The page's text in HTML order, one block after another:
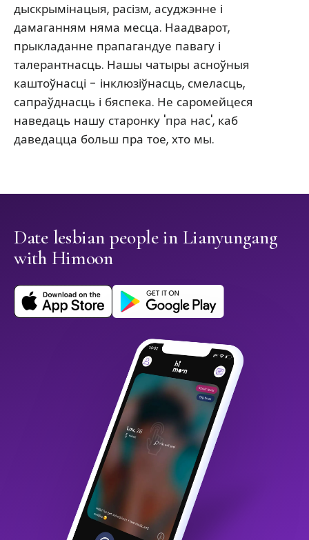
дыскрымінацыя, расізм, асуджэнне і
дамаганням няма месца. Наадварот,
прыкладанне прапагандуе павагу і
талерантнасць. Нашы чатыры асноўныя
каштоўнасці - інклюзіўнасць, смеласць,
сапраўднасць і бяспека. Не саромейцеся
наведаць нашу старонку 'пра нас', каб
даведацца больш пра тое, хто мы.
Date lesbian people in Lianyungang
with Himoon